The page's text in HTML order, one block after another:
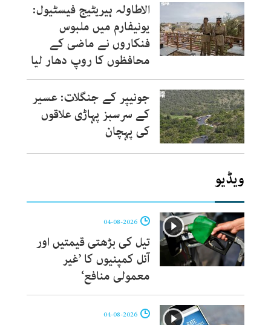
الاطاولہ ہیریٹیج فیسٹیول:
یونیفارم میں ملبوس
فنکاروں نے ماضی کے
محافظوں کا روپ دھار لیا
جونیپر کے جنگلات: عسیر
کے سرسبز پہاڑی علاقوں
کی پہچان
ویڈیو
تیل کی بڑھتی قیمتیں اور
آئل کمپنیوں کا ’غیر
معمولی منافع‘